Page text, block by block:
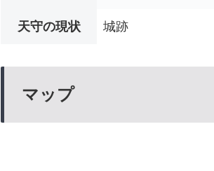
天守の現状 城跡
マップ